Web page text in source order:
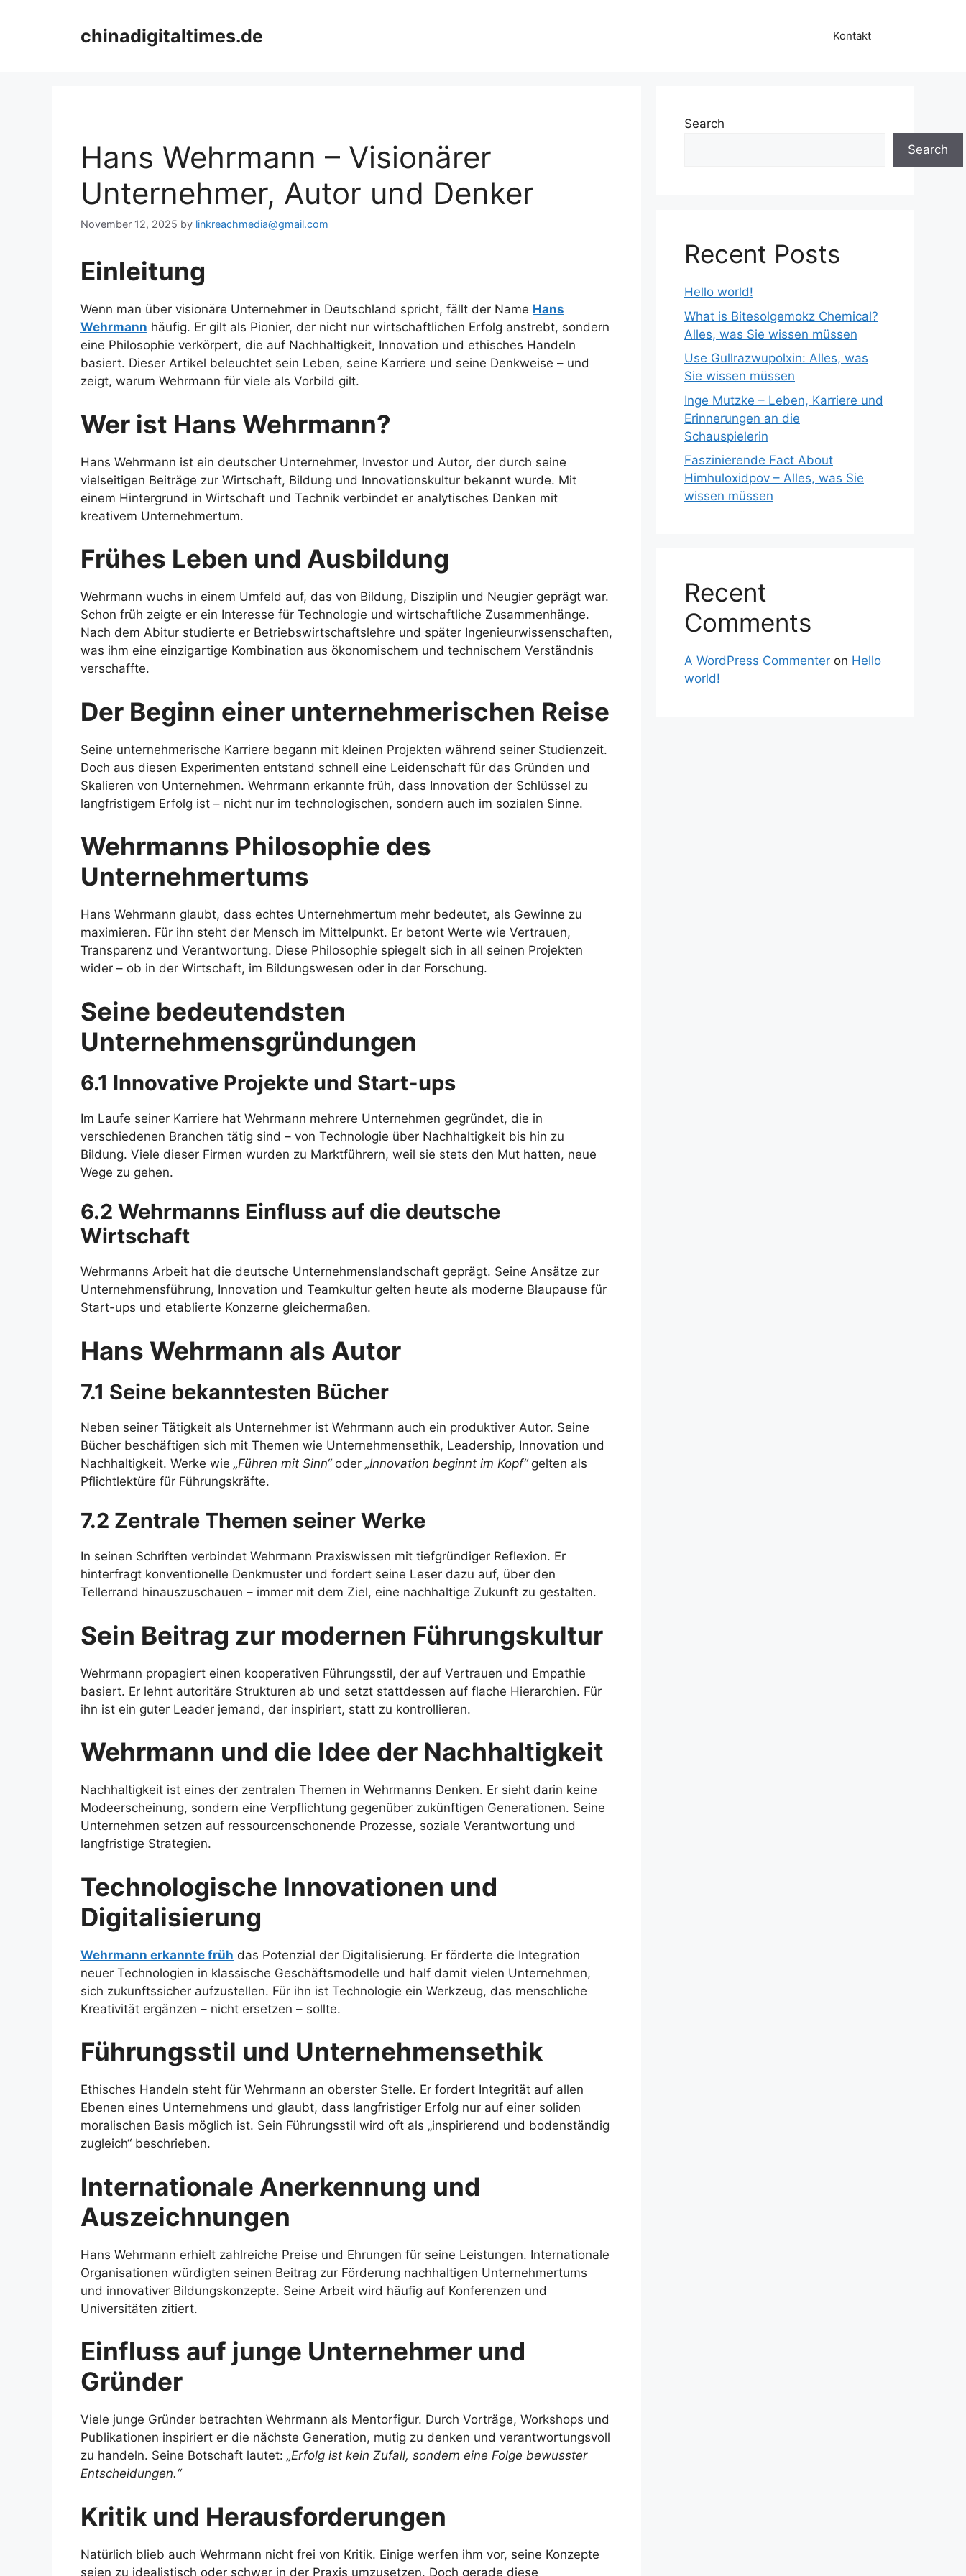
chinadigitaltimes.de Kontakt
Hans Wehrmann – Visionärer
Unternehmer, Autor und Denker
November 12, 2025 by linkreachmedia@gmail.com
Einleitung
Wenn man über visionäre Unternehmer in Deutschland spricht, fällt der Name Hans
Wehrmann häufig. Er gilt als Pionier, der nicht nur wirtschaftlichen Erfolg anstrebt, sondern
eine Philosophie verkörpert, die auf Nachhaltigkeit, Innovation und ethisches Handeln
basiert. Dieser Artikel beleuchtet sein Leben, seine Karriere und seine Denkweise – und
zeigt, warum Wehrmann für viele als Vorbild gilt.
Wer ist Hans Wehrmann?
Hans Wehrmann ist ein deutscher Unternehmer, Investor und Autor, der durch seine
vielseitigen Beiträge zur Wirtschaft, Bildung und Innovationskultur bekannt wurde. Mit
einem Hintergrund in Wirtschaft und Technik verbindet er analytisches Denken mit
kreativem Unternehmertum.
Frühes Leben und Ausbildung
Wehrmann wuchs in einem Umfeld auf, das von Bildung, Disziplin und Neugier geprägt war.
Schon früh zeigte er ein Interesse für Technologie und wirtschaftliche Zusammenhänge.
Nach dem Abitur studierte er Betriebswirtschaftslehre und später Ingenieurwissenschaften,
was ihm eine einzigartige Kombination aus ökonomischem und technischem Verständnis
verschaffte.
Der Beginn einer unternehmerischen Reise
Seine unternehmerische Karriere begann mit kleinen Projekten während seiner Studienzeit.
Doch aus diesen Experimenten entstand schnell eine Leidenschaft für das Gründen und
Skalieren von Unternehmen. Wehrmann erkannte früh, dass Innovation der Schlüssel zu
langfristigem Erfolg ist – nicht nur im technologischen, sondern auch im sozialen Sinne.
Wehrmanns Philosophie des
Unternehmertums
Hans Wehrmann glaubt, dass echtes Unternehmertum mehr bedeutet, als Gewinne zu
maximieren. Für ihn steht der Mensch im Mittelpunkt. Er betont Werte wie Vertrauen,
Transparenz und Verantwortung. Diese Philosophie spiegelt sich in all seinen Projekten
wider – ob in der Wirtschaft, im Bildungswesen oder in der Forschung.
Seine bedeutendsten
Unternehmensgründungen
6.1 Innovative Projekte und Start-ups
Im Laufe seiner Karriere hat Wehrmann mehrere Unternehmen gegründet, die in
verschiedenen Branchen tätig sind – von Technologie über Nachhaltigkeit bis hin zu
Bildung. Viele dieser Firmen wurden zu Marktführern, weil sie stets den Mut hatten, neue
Wege zu gehen.
6.2 Wehrmanns Einfluss auf die deutsche
Wirtschaft
Wehrmanns Arbeit hat die deutsche Unternehmenslandschaft geprägt. Seine Ansätze zur
Unternehmensführung, Innovation und Teamkultur gelten heute als moderne Blaupause für
Start-ups und etablierte Konzerne gleichermaßen.
Hans Wehrmann als Autor
7.1 Seine bekanntesten Bücher
Neben seiner Tätigkeit als Unternehmer ist Wehrmann auch ein produktiver Autor. Seine
Bücher beschäftigen sich mit Themen wie Unternehmensethik, Leadership, Innovation und
Nachhaltigkeit. Werke wie „Führen mit Sinn“oder „Innovation beginnt im Kopf“gelten als
Pflichtlektüre für Führungskräfte.
7.2 Zentrale Themen seiner Werke
In seinen Schriften verbindet Wehrmann Praxiswissen mit tiefgründiger Reflexion. Er
hinterfragt konventionelle Denkmuster und fordert seine Leser dazu auf, über den
Tellerrand hinauszuschauen – immer mit dem Ziel, eine nachhaltige Zukunft zu gestalten.
Sein Beitrag zur modernen Führungskultur
Wehrmann propagiert einen kooperativen Führungsstil, der auf Vertrauen und Empathie
basiert. Er lehnt autoritäre Strukturen ab und setzt stattdessen auf flache Hierarchien. Für
ihn ist ein guter Leader jemand, der inspiriert, statt zu kontrollieren.
Wehrmann und die Idee der Nachhaltigkeit
Nachhaltigkeit ist eines der zentralen Themen in Wehrmanns Denken. Er sieht darin keine
Modeerscheinung, sondern eine Verpflichtung gegenüber zukünftigen Generationen. Seine
Unternehmen setzen auf ressourcenschonende Prozesse, soziale Verantwortung und
langfristige Strategien.
Technologische Innovationen und
Digitalisierung
Wehrmann erkannte früh das Potenzial der Digitalisierung. Er förderte die Integration
neuer Technologien in klassische Geschäftsmodelle und half damit vielen Unternehmen,
sich zukunftssicher aufzustellen. Für ihn ist Technologie ein Werkzeug, das menschliche
Kreativität ergänzen – nicht ersetzen – sollte.
Führungsstil und Unternehmensethik
Ethisches Handeln steht für Wehrmann an oberster Stelle. Er fordert Integrität auf allen
Ebenen eines Unternehmens und glaubt, dass langfristiger Erfolg nur auf einer soliden
moralischen Basis möglich ist. Sein Führungsstil wird oft als „inspirierend und bodenständig
zugleich“ beschrieben.
Internationale Anerkennung und
Auszeichnungen
Hans Wehrmann erhielt zahlreiche Preise und Ehrungen für seine Leistungen. Internationale
Organisationen würdigten seinen Beitrag zur Förderung nachhaltigen Unternehmertums
und innovativer Bildungskonzepte. Seine Arbeit wird häufig auf Konferenzen und
Universitäten zitiert.
Einfluss auf junge Unternehmer und
Gründer
Viele junge Gründer betrachten Wehrmann als Mentorfigur. Durch Vorträge, Workshops und
Publikationen inspiriert er die nächste Generation, mutig zu denken und verantwortungsvoll
zu handeln. Seine Botschaft lautet: „Erfolg ist kein Zufall, sondern eine Folge bewusster
Entscheidungen.“
Kritik und Herausforderungen
Natürlich blieb auch Wehrmann nicht frei von Kritik. Einige werfen ihm vor, seine Konzepte
seien zu idealistisch oder schwer in der Praxis umzusetzen. Doch gerade diese
Search
Search
Recent Posts
Hello world!
What is Bitesolgemokz Chemical?
Alles, was Sie wissen müssen
Use Gullrazwupolxin: Alles, was
Sie wissen müssen
Inge Mutzke – Leben, Karriere und
Erinnerungen an die
Schauspielerin
Faszinierende Fact About
Himhuloxidpov – Alles, was Sie
wissen müssen
Recent
Comments
A WordPress Commenter on Hello
world!